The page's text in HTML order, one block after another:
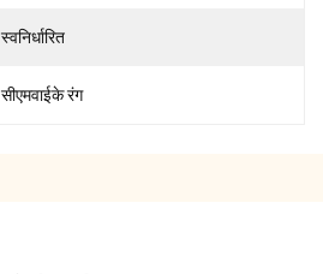
स्वनिर्धारित
सीएमवाईके रंग